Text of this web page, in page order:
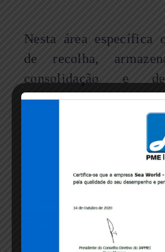
Nesta área específica
de recolha,
consolidação e
contentores e
Temos capacidade
operações junto
nacionais e
temos parcerias
distancias e
oferecendo assim um
eficiente aos nosso